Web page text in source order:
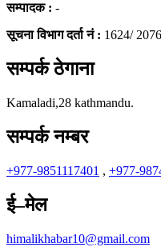
सम्पादक : -
सूचना विभाग दर्ता नं : 1624/
सम्पर्क ठेगाना
Kamaladi,28 kathmandu.
सम्पर्क नम्बर
+977-9851117401 , +977-
ई–मेल
himalikhabar10@gmail.com